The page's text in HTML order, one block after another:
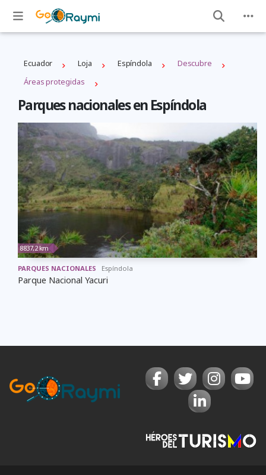
Ecuador Loja Espíndola
Descubre
Áreas protegidas
Parques nacionales en Espíndola
8837,2 km
PARQUES NACIONALES Espíndola
Parque Nacional Yacuri